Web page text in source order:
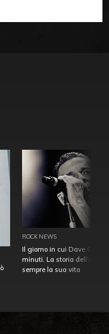
ROCK NEWS
Il giorno in cui Dave
minuti. La storia
sempre la sua vita